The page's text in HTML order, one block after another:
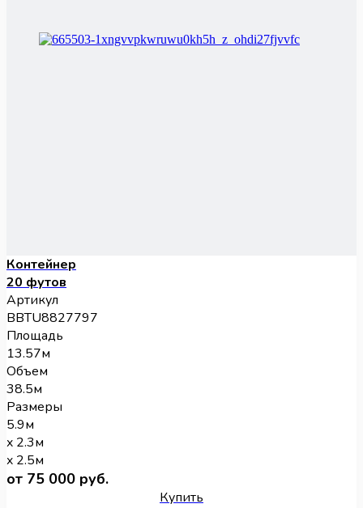
Контейнер
20 футов
Артикул
BBTU8827797
Площадь
13.57м
Объем
38.5м
Размеры
5.9м
x 2.3м
x 2.5м
от 75 000 руб.
Купить